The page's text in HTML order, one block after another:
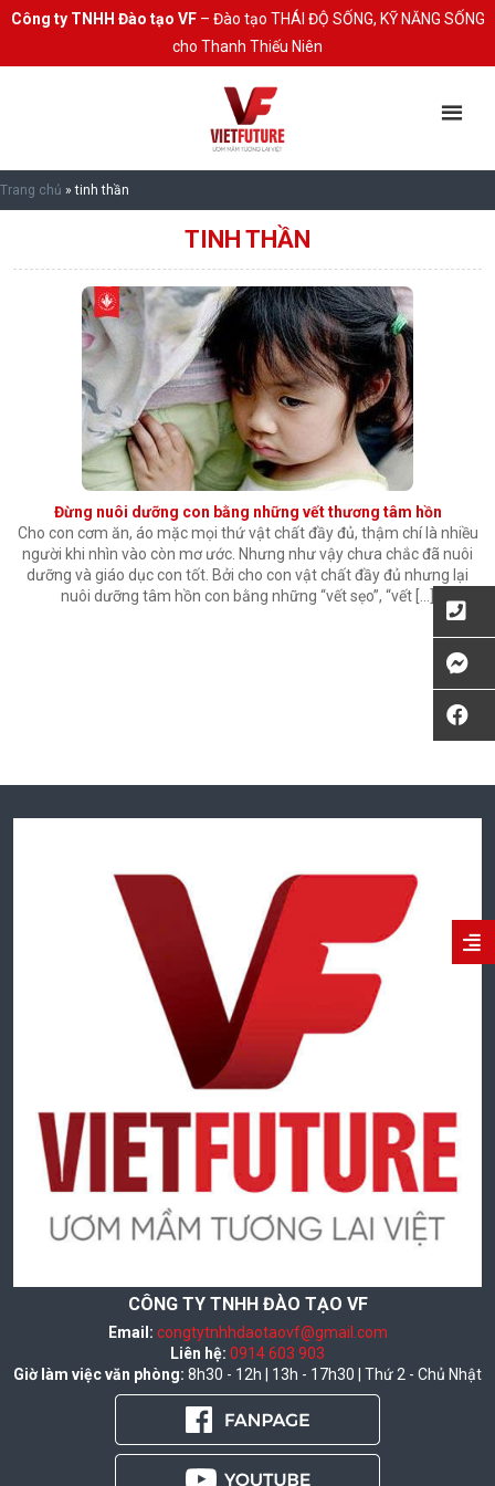
Công ty TNHH Đào tạo VF– Đào tạo THÁI ĐỘ SỐNG, KỸ NĂNG SỐNG
cho Thanh Thiếu Niên
Trang chủ »tinh thần
TINH THẦN
Đừng nuôi dưỡng con bằng những vết thương tâm hồn
Cho con cơm ăn, áo mặc mọi thứ vật chất đầy đủ, thậm chí là nhiều
người khi nhìn vào còn mơ ước. Nhưng như vậy chưa chắc đã nuôi
dưỡng và giáo dục con tốt. Bởi cho con vật chất đầy đủ nhưng lại
nuôi dưỡng tâm hồn con bằng những “vết sẹo”, “vết […]
CÔNG TY TNHH ĐÀO TẠO VF
Email: congtytnhhdaotaovf@gmail.com
Liên hệ: 0914 603 903
Giờ làm việc văn phòng: 8h30 - 12h | 13h - 17h30 | Thứ 2 - Chủ Nhật